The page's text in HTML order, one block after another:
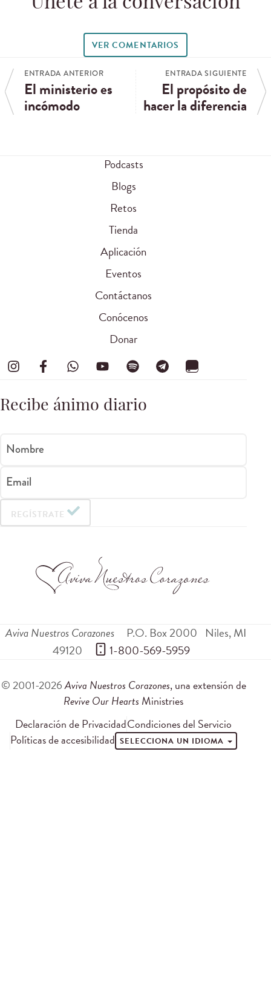
VER COMENTARIOS
ENTRADA ANTERIOR
El ministerio es
incómodo
ENTRADA SIGUIENTE
El propósito de
hacer la diferencia
Podcasts
Blogs
Retos
Tienda
Aplicación
Eventos
Contáctanos
Conócenos
Donar
Recibe ánimo diario
Nombre
Email
REGÍSTRATE
Aviva Nuestros Corazones P.O. Box 2000 Niles,MI
49120
1-800-569-5959
© 2001-2026Aviva Nuestros Corazones, una extensión de
Revive Our Hearts Ministries
Declaración de PrivacidadCondiciones del Servicio
Políticas de accesibilidad SELECCIONA UN IDIOMA